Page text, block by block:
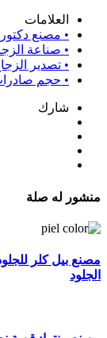
العلامات
• مصنع
• صناعة
• تصدير
• حجم
شارك
منشور له صلة
مصنع بيل كلر
الجلود